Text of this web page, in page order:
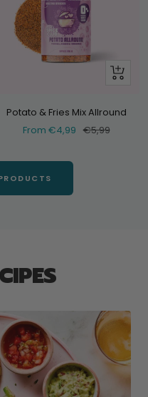
Look
Potato & Fries Mix Allround
Selling
From €4,99 Normal
€5,99